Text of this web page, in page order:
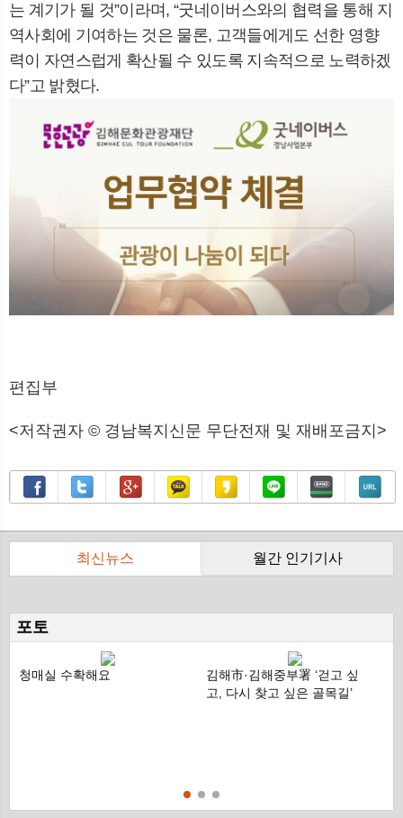
는 계기가 될 것”이라며 , “굿네이버스와의 협력을 통해 지
역사회에 기여하는 것은 물론, 고객들에게도 선한 영향
력이 자연스럽게 확산될 수 있도록 지속적으로 노력하겠
다”고 밝혔다.
편집부
<저작권자 © 경남복지신문 무단전재 및 재배포금지>
ico ico ico ico ico ico ico ico
최신뉴스 월간 인기기사
포토
청매실 수확해요
김해市·김해중부署 ‘걷고 싶
고, 다시 찾고 싶은 골목길’